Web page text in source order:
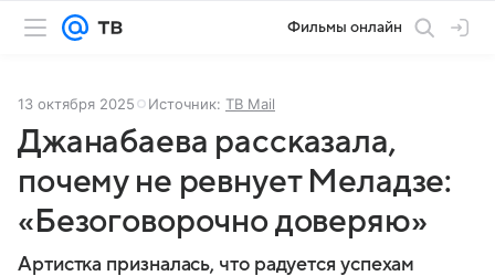
Фильмы онлайн
13 октября 2025 Источник: ТВ Mail
Джанабаева рассказала,
почему не ревнует Меладзе:
«Безоговорочно доверяю»
Артистка призналась, что радуется успехам